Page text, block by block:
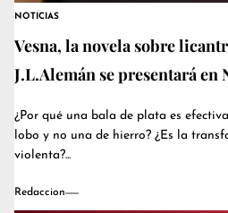
NOTICIAS
Vesna, la novela sobre
J.L.Alemán se presentará en
¿Por qué una bala de plata es
lobo y no una de hierro? ¿Es la
violenta?...
Redaccion